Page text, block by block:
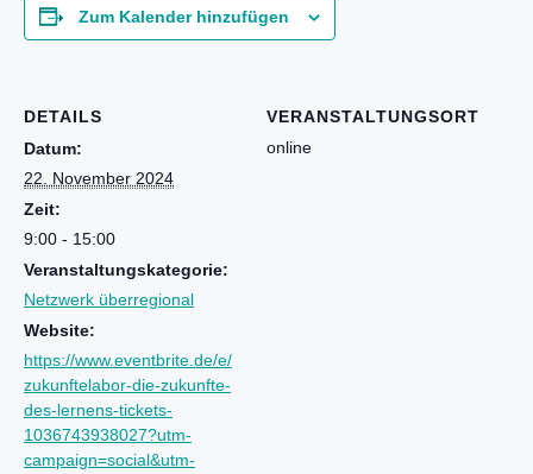
Zum Kalender hinzufügen
DETAILS
Datum:
22. November 2024
Zeit:
9:00 - 15:00
Veranstaltungskategorie:
Netzwerk überregional
Website:
https://www.eventbrite.de/e/
zukunftelabor-die-zukunfte-
des-lernens-tickets-
1036743938027?utm-
campaign=social&utm-
VERANSTALTUNGSORT
online